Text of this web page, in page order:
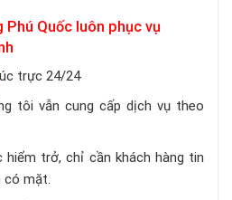
Phú Quốc luôn phục vụ
trực 24/24
tôi vẫn cung cấp dịch vụ theo
trở, chỉ cần khách hàng tin
có mặt.